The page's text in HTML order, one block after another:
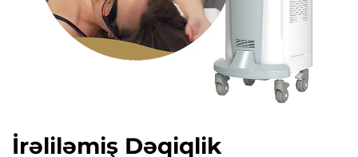
İrəliləmiş Dəqiqlik